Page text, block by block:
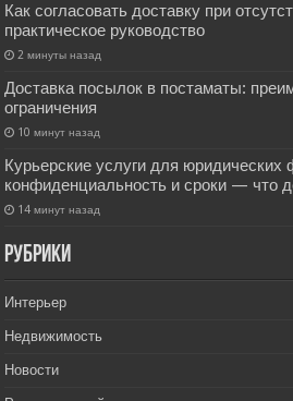
Как согласовать доставку при
практическое руководство
2 минуты назад
Доставка посылок в постаматы:
ограничения
10 минут назад
Курьерские услуги для юридических
конфиденциальность и сроки — что
14 минут назад
РУбрики
Интерьер
Недвижимость
Новости